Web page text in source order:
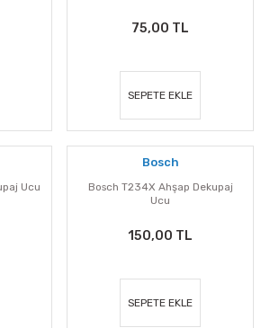
75,00 TL
SEPETE EKLE
Ucu
Bosch
Bosch T234X Ahşap Dekupaj
Ucu
150,00 TL
SEPETE EKLE